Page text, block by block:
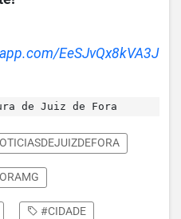
EeSJvQx8kVA3J
de Juiz de Fora
#CIDADE